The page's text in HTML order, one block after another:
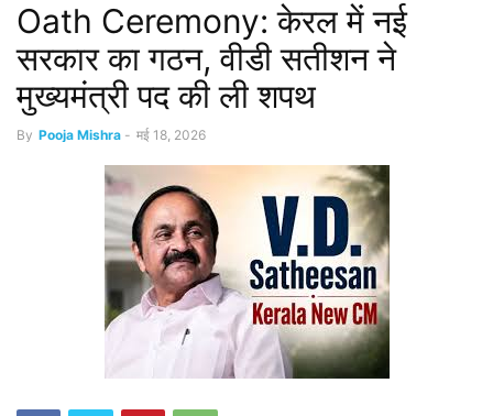
Oath Ceremony: केरल में नई
सरकार का गठन, वीडी सतीशन ने
मुख्यमंत्री पद की ली शपथ
By Pooja Mishra - मई 18, 2026